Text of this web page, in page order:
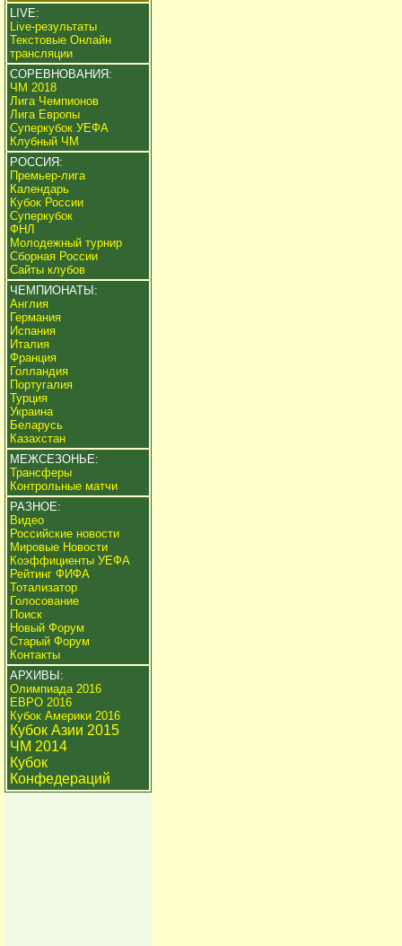
LIVE:
Live-результаты
Текстовые Онлайн
трансляции
СОРЕВНОВАНИЯ:
ЧМ 2018
Лига Чемпионов
Лига Европы
Суперкубок УЕФА
Клубный ЧМ
РОССИЯ:
Премьер-лига
Календарь
Кубок России
Суперкубок
ФНЛ
Молодежный турнир
Сборная России
Сайты клубов
ЧЕМПИОНАТЫ:
Англия
Германия
Испания
Италия
Франция
Голландия
Португалия
Турция
Украина
Беларусь
Казахстан
МЕЖСЕЗОНЬЕ:
Трансферы
Контрольные матчи
РАЗНОЕ:
Видео
Российские новости
Мировые Новости
Коэффициенты УЕФА
Рейтинг ФИФА
Тотализатор
Голосование
Поиск
Новый Форум
Старый Форум
Контакты
АРХИВЫ:
Олимпиада 2016
ЕВРО 2016
Кубок Америки 2016
Кубок Азии 2015
ЧМ 2014
Кубок
Конфедераций